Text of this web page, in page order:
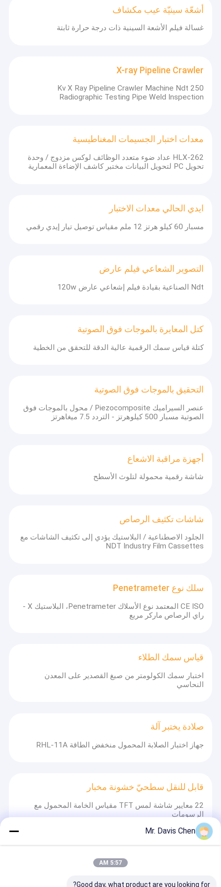
أشعّة سينيّة عيب مكشاف
غسالة فيلم الأشعة السينية ذات درجة حرارة ثابتة
X-ray Pipeline Crawler
250 Kv X Ray Pipeline Crawler Machine Ndt
Radiographic Testing Pipe Weld Inspection
معدات اختبار الجسيمات المغناطيسية
HLX-262 عداد ضوء متعدد الوظائف لوكس مزدوج / وحدة
تحويل PC لتحويل البيانات مختبر كاشف الإضاءة المعمارية
ايدي الحالي معدات الاختبار
مسبار 60 كيلو هرتز 12 ملم مقياس توصيل تيار إيدي رقمي
التصوير الشعاعي فيلم عارض
Ndt الصناعية بقيادة فيلم إشعاعي عارض 120w
كتل المعايرة بالموجات فوق الصوتية
كتلة قياس سمك الرقمية عالية الدقة للتحقق من الخطية
التحقيق بالموجات فوق الصوتية
عنصر السيراميك Piezocomposite / محول بالموجات فوق
الصوتية مسبار 500 كيلوهرتز - التردد 7.5 ميغاهرتز
أجهزة مراقبة الاشعاع
شاشة رقمية محمولة لتلوث الأسطح
شاشات تكثيف الرصاص
الجلود الاصطناعية / البلاستيك يؤدي إلى تكثيف الشاشات مع
NDT Industry Film Cassettes
سلك نوع Penetrameter
CE ISO المعتمد نوع الأسلاك Penetrameter، البلاستيك X -
راي الرصاص ماركر مربع
قياس سمك الطلاء
اختبار سمك الكولومتر من صبغ القصدير على المعدن
النحاسي
صلادة يختبر آلة
جهاز اختبار الصلابة المحمول منخفض الطاقة RHL-11A
قابل للنقل سطحيّ خشونة مخبار
22 معايير شاشة لمس TFT مقياس الخامة المحمول مع
الرسومات
المعادن 4 وضع السرعة
Mr. Davis Chen
5:57 AM
Good day, what product are you looking for?